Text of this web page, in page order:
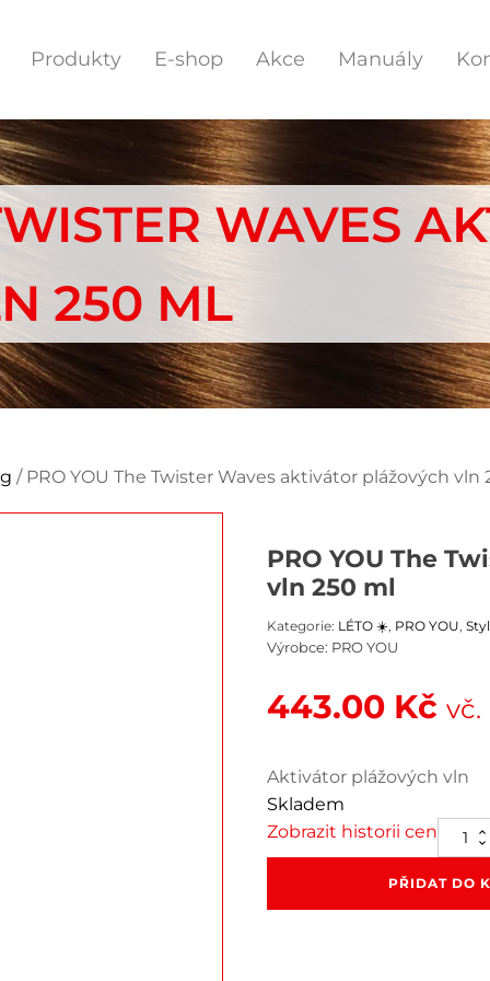
Produkty E-shop Akce Manuály
WAVES
250 ML
/ PRO YOU The Twister Waves aktivátor plážových vln
PRO YOU The
vln 250 ml
Kategorie: LÉTO ☀️ PRO YOU
Výrobce: PRO YOU
443.00 Kč vč.
Aktivátor plážových vln
Skladem
Zobrazit historii cen PRO
YOU
The
PŘIDAT DO